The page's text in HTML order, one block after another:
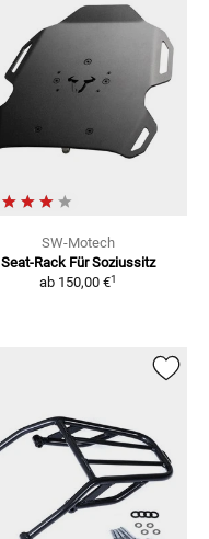
SW-Motech
Seat-Rack Für Soziussitz
ab 150,00 €1